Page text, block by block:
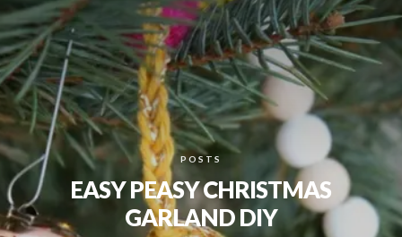
POSTS
EASY PEASY CHRISTMAS
GARLAND DIY